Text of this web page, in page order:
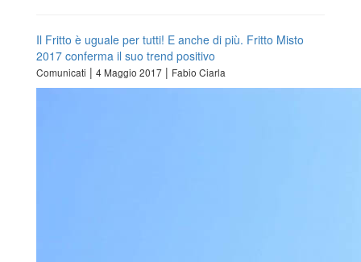
Il Fritto è uguale per tutti! E anche di più. Fritto Misto
2017 conferma il suo trend positivo
Comunicati | 4 Maggio 2017 | Fabio Ciarla